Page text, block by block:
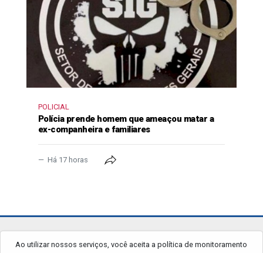
POLICIAL
Polícia prende homem que ameaçou matar a
ex-companheira e familiares
Há 17 horas
Ao utilizar nossos serviços, você aceita a política de monitoramento
jornalgrandourados.com.br